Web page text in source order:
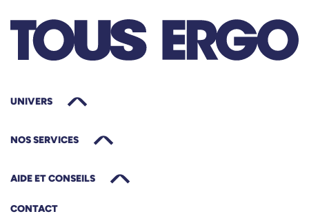
UNIVERS
NOS SERVICES
AIDE ET CONSEILS
CONTACT